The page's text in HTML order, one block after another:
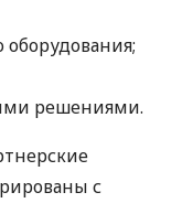
оборудования;
решениями.
с